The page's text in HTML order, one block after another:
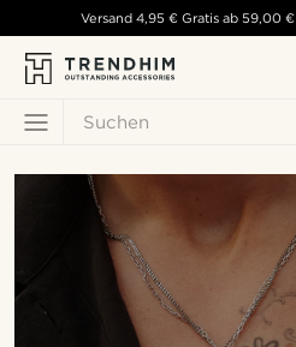
Suchen
Versand 4,95 € Gratis ab59,00 €